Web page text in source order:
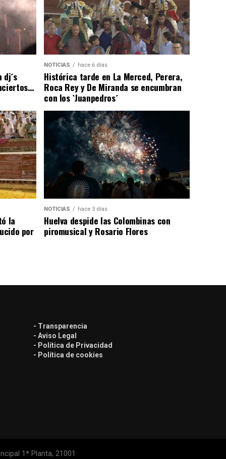
NOTICIAS hace 6 días
Histórica tarde en La Merced, Perera,
Roca Rey y De Miranda se encumbran
con los `Juanpedros´
la
por
NOTICIAS hace 3 días
Huelva despide las Colombinas con
piromusical y Rosario Flores
- Transparencia
- Aviso Legal
- Política de Privacidad
- Política de cookies
1ª Planta, 21001